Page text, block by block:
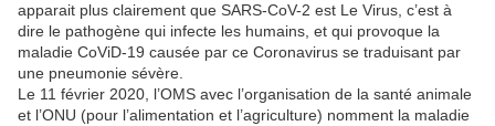
apparait plus clairement que SARS-CoV-2 est Le Virus, c’est à
dire le pathogène qui infecte les humains, et qui provoque la
maladie CoViD-19 causée par ce Coronavirus se traduisant par
une pneumonie sévère.
Le 11 février 2020, l’OMS avec l’organisation de la santé animale
et l’ONU (pour l’alimentation et l’agriculture) nomment la maladie